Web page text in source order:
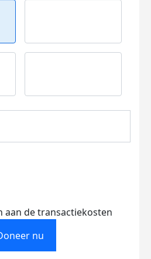
aan de transactiekosten
nu